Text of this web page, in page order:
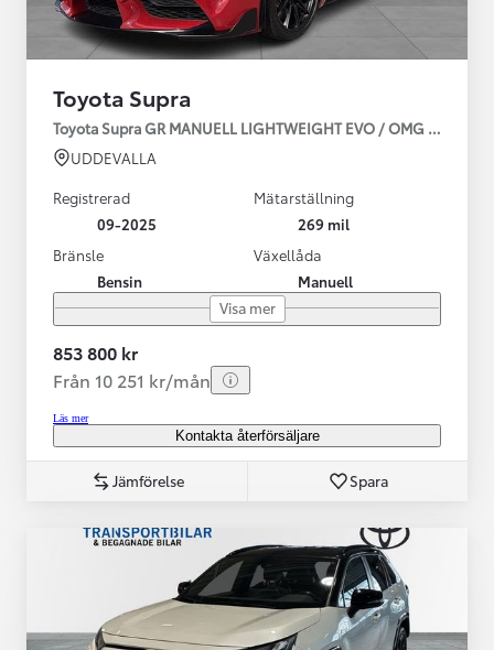
Toyota Supra
Toyota Supra GR MANUELL LIGHTWEIGHT EVO / OMG LEV!
UDDEVALLA
Registrerad
09-2025
Mätarställning
269 mil
Bränsle
Bensin
Växellåda
Manuell
Visa mer
853 800 kr
Från 10 251 kr/mån
Läs mer
Kontakta återförsäljare
Jämförelse Spara